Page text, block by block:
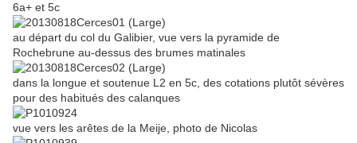
6a+ et 5c
au départ du col du Galibier, vue vers la pyramide de
Rochebrune au-dessus des brumes matinales
dans la longue et soutenue L2 en 5c, des cotations plutôt sévères
pour des habitués des calanques
vue vers les arêtes de la Meije, photo de Nicolas